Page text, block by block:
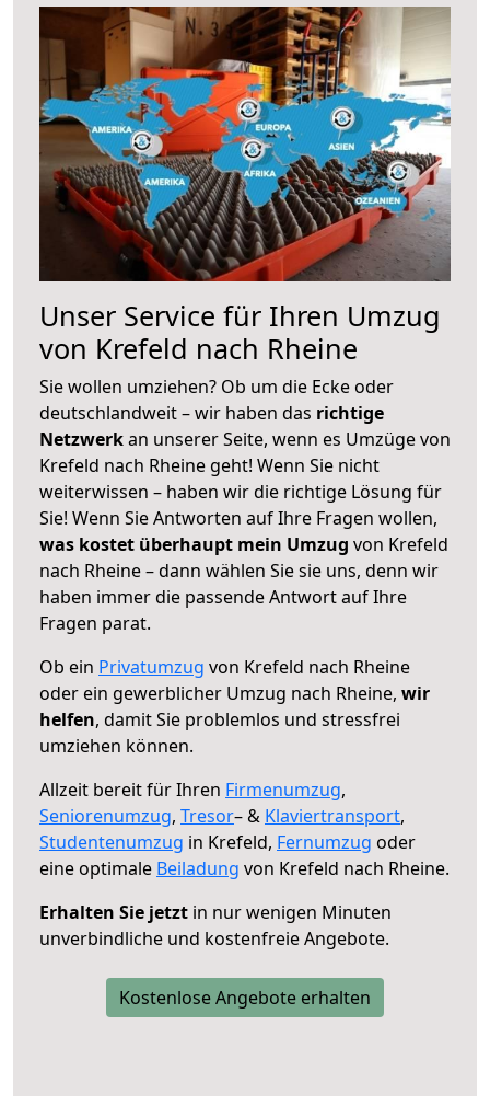
Unser Service für Ihren Umzug
von Krefeld nach Rheine
Sie wollen umziehen? Ob um die Ecke oder
deutschlandweit – wir haben das richtige
Netzwerkan unserer Seite, wenn es Umzüge von
Krefeld nach Rheine geht! Wenn Sie nicht
weiterwissen – haben wir die richtige Lösung für
Sie! Wenn Sie Antworten auf Ihre Fragen wollen,
was kostet überhaupt mein Umzug von Krefeld
nach Rheine – dann wählen Sie sie uns, denn wir
haben immer die passende Antwort auf Ihre
Fragen parat.
Ob ein Privatumzug von Krefeld nach Rheine
oder ein gewerblicher Umzug nach Rheine, wir
helfen, damit Sie problemlos und stressfrei
umziehen können.
Allzeit bereit für Ihren Firmenumzug,
Seniorenumzug, Tresor– & Klaviertransport,
Studentenumzug in Krefeld, Fernumzug oder
eine optimale Beiladung von Krefeld nach Rheine.
Erhalten Sie jetzt in nur wenigen Minuten
unverbindliche und kostenfreie Angebote.
Kostenlose Angebote erhalten